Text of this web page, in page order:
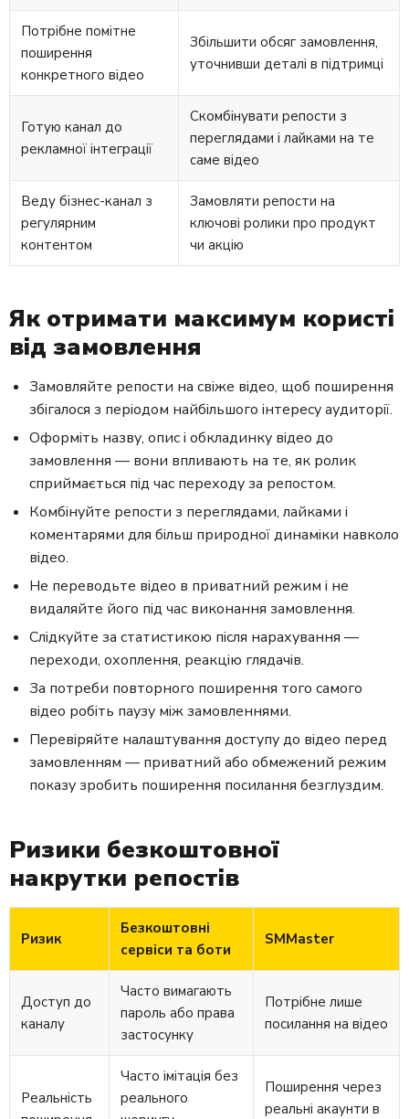
Потрібне помітне
поширення
конкретного відео
Збільшити обсяг замовлення,
уточнивши деталі в підтримці
Готую канал до
рекламної інтеграції
Скомбінувати репости з
переглядами і лайками на те
саме відео
Веду бізнес-канал з
регулярним
контентом
Замовляти репости на
ключові ролики про продукт
чи акцію
Як отримати максимум користі
від замовлення
Замовляйте репости на свіже відео, щоб поширення
збігалося з періодом найбільшого інтересу аудиторії.
Оформіть назву, опис і обкладинку відео до
замовлення — вони впливають на те, як ролик
сприймається під час переходу за репостом.
Комбінуйте репости з переглядами, лайками і
коментарями для більш природної динаміки навколо
відео.
Не переводьте відео в приватний режим і не
видаляйте його під час виконання замовлення.
Слідкуйте за статистикою після нарахування —
переходи, охоплення, реакцію глядачів.
За потреби повторного поширення того самого
відео робіть паузу між замовленнями.
Перевіряйте налаштування доступу до відео перед
замовленням — приватний або обмежений режим
показу зробить поширення посилання безглуздим.
Ризики безкоштовної
накрутки репостів
Ризик
Безкоштовні
сервіси та боти
SMMaster
Доступ до
каналу
Часто вимагають
пароль або права
застосунку
Потрібне лише
посилання на відео
Реальність
Часто імітація без
реального
Поширення через
реальні акаунти в